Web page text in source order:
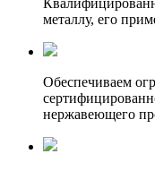
металлу, его
Обеспечиваем
нержавеющего